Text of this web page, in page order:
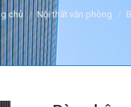
are here:
chủ Nội thất văn phòng